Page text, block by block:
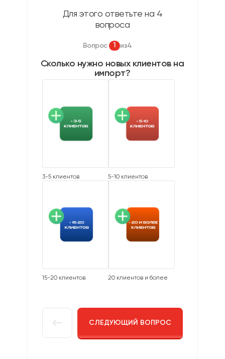
Сколько нужно новых клиентов на
импорт?
3-5 клиентов 5-10 клиентов
15-20 клиентов 20 клиентов и более
Для этого ответьте на 4
вопроса
СЛЕДУЮЩИЙ ВОПРОС
Вопрос 1 из4